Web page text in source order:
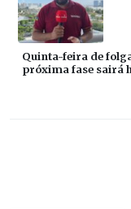
Quinta-feira de
próxima fase sairá